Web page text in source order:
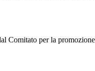
per la